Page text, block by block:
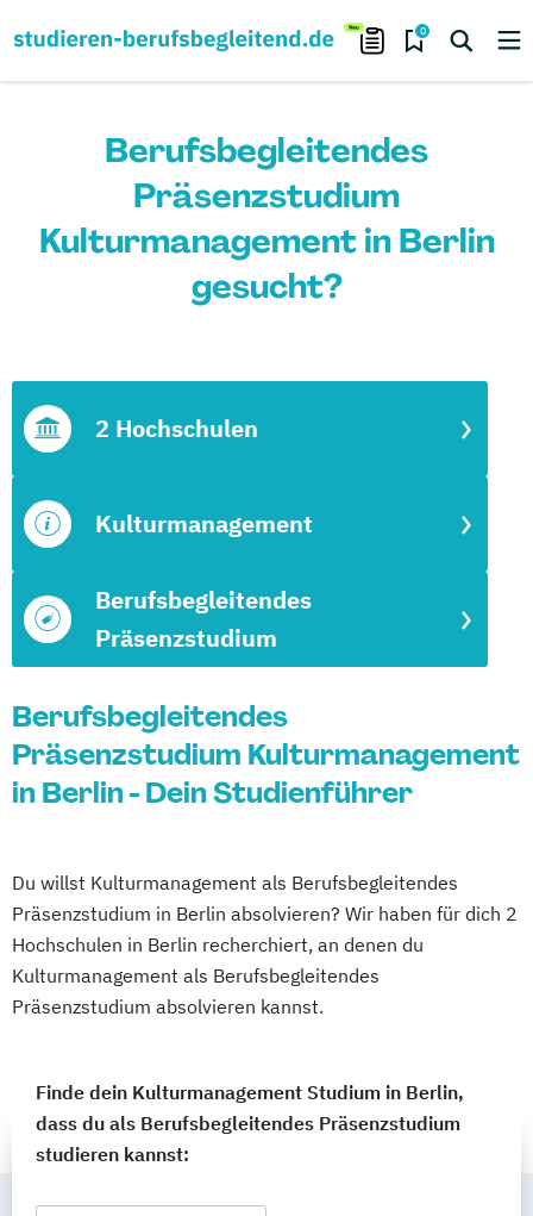
0
Berufsbegleitendes
Präsenzstudium
Kulturmanagement in Berlin
gesucht?
Berufsbegleitendes
Präsenzstudium
Kulturmanagement
2 Hochschulen
Berufsbegleitendes
Präsenzstudium Kulturmanagement
in Berlin - Dein Studienführer
Du willst Kulturmanagement als Berufsbegleitendes
Präsenzstudium in Berlin absolvieren? Wir haben für dich 2
Hochschulen in Berlin recherchiert, an denen du
Kulturmanagement als Berufsbegleitendes
Präsenzstudium absolvieren kannst.
Finde dein Kulturmanagement Studium in Berlin,
dass du als Berufsbegleitendes Präsenzstudium
studieren kannst: